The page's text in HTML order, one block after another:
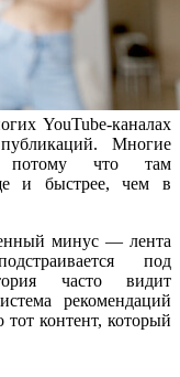
YouTube-каналах
Многие
потому что там
и быстрее, чем в
минус — лента
под
часто видит
рекомендаций
тот контент, который